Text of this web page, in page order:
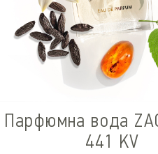
Парфюмна вода
441 KV